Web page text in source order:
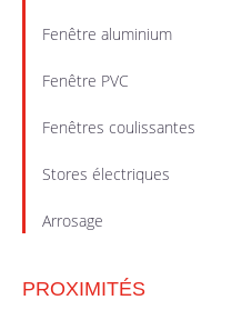
Fenêtre aluminium
Fenêtre PVC
Fenêtres coulissantes
Stores électriques
Arrosage
PROXIMITÉS